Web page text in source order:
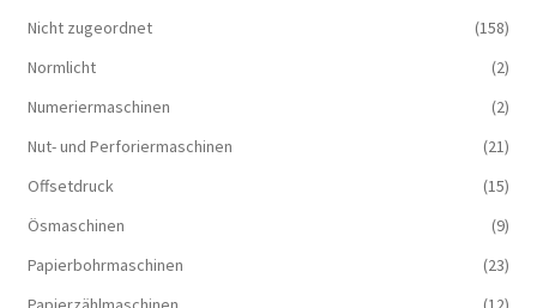
Nicht zugeordnet
(158)
Normlicht
(2)
Numeriermaschinen
(2)
Nut- und Perforiermaschinen
(21)
Offsetdruck
(15)
Ösmaschinen
(9)
Papierbohrmaschinen
(23)